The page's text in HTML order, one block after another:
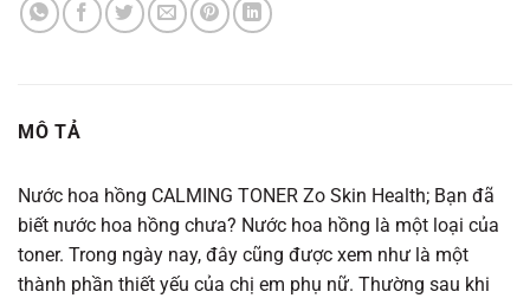
MÔ TẢ
Nước hoa hồng CALMING TONER Zo Skin Health; Bạn đã
biết nước hoa hồng chưa? Nước hoa hồng là một loại của
toner. Trong ngày nay, đây cũng được xem như là một
thành phần thiết yếu của chị em phụ nữ. Thường sau khi